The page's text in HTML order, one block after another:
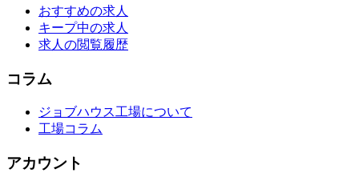
おすすめの求人
キープ中の求人
求人の閲覧履歴
コラム
ジョブハウス工場について
工場コラム
アカウント